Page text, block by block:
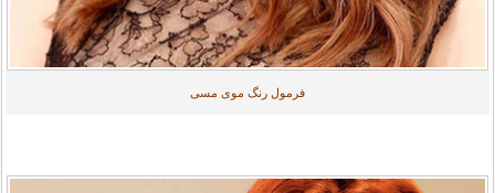
فرمول رنگ موی مسی